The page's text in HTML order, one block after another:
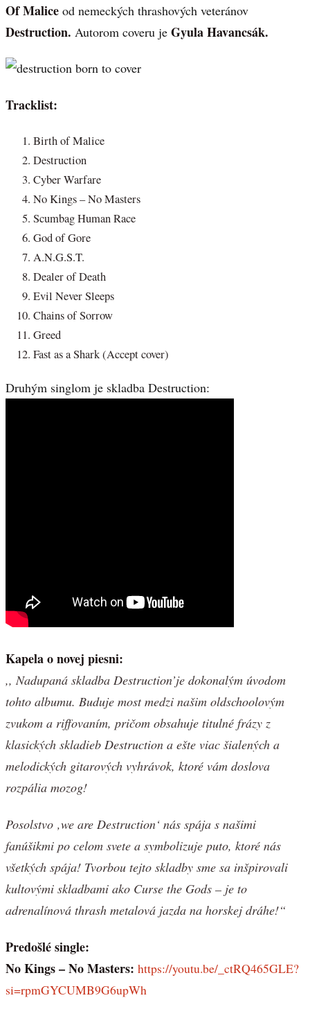
Of Malice od nemeckých thrashových veteránov
Destruction. Autorom coveru je Gyula Havancsák.
Tracklist:
Birth of Malice
Destruction
Cyber Warfare
No Kings – No Masters
Scumbag Human Race
God of Gore
A.N.G.S.T.
Dealer of Death
Evil Never Sleeps
Chains of Sorrow
Greed
Fast as a Shark (Accept cover)
Druhým singlom je skladba Destruction:
Kapela o novej piesni:
,, Nadupaná skladba Destruction’je dokonalým úvodom
tohto albumu. Buduje most medzi našim oldschoolovým
zvukom a riffovaním, pričom obsahuje titulné frázy z
klasických skladieb Destruction a ešte viac šialených a
melodických gitarových vyhrávok, ktoré vám doslova
rozpália mozog!
Posolstvo ‚we are Destruction‘ nás spája s našimi
fanúšikmi po celom svete a symbolizuje puto, ktoré nás
všetkých spája! Tvorbou tejto skladby sme sa inšpirovali
kultovými skladbami ako Curse the Gods – je to
adrenalínová thrash metalová jazda na horskej dráhe!“
Predošlé single:
No Kings – No Masters: https://youtu.be/_ctRQ465GLE?
si=rpmGYCUMB9G6upWh